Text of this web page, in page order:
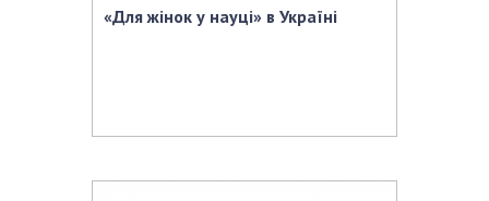
«Для жінок у науці» в Україні